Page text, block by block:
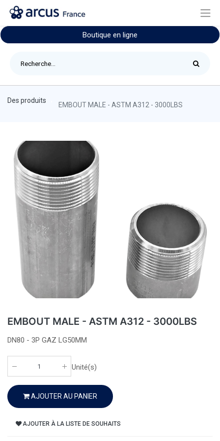
Boutique en ligne
Des produits
EMBOUT MALE - ASTM A312 - 3000LBS
EMBOUT MALE - ASTM A312 - 3000LBS
DN80 - 3P GAZ LG50MM
Unité(s)
AJOUTER AU PANIER
AJOUTER À LA LISTE DE SOUHAITS